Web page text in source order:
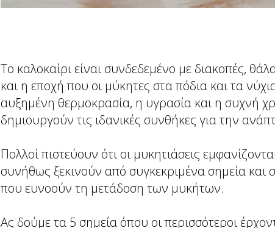
Το καλοκαίρι είναι συνδεδεμένο με διακοπές,
και η εποχή που οι μύκητες στα πόδια και τα
αυξημένη θερμοκρασία, η υγρασία και η συχνή
δημιουργούν τις ιδανικές συνθήκες για την
Πολλοί πιστεύουν ότι οι μυκητιάσεις
συνήθως ξεκινούν από συγκεκριμένα σημεία και
που ευνοούν τη μετάδοση των μυκήτων.
Ας δούμε τα 5 σημεία όπου οι περισσότεροι